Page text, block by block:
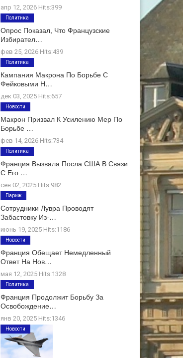
апр 12, 2026 Hits:399
Опрос Показал, Что Французские
Избирател…
фев 25, 2026 Hits:439
Политика
Кампания Макрона По Борьбе С
Фейковыми Н…
дек 03, 2025 Hits:657
Политика
Макрон Призвал К Усилению Мер По
Борьбе …
фев 14, 2026 Hits:734
Новости
Франция Вызвала Посла США В Связи
С Его …
сен 02, 2025 Hits:982
Политика
Сотрудники Лувра Проводят
Забастовку Из-…
июнь 19, 2025 Hits:1186
Париж
Франция Обещает Немедленный
Ответ На Нов…
мая 12, 2025 Hits:1328
Новости
Франция Продолжит Борьбу За
Освобождение…
янв 20, 2025 Hits:1346
Политика
Новости